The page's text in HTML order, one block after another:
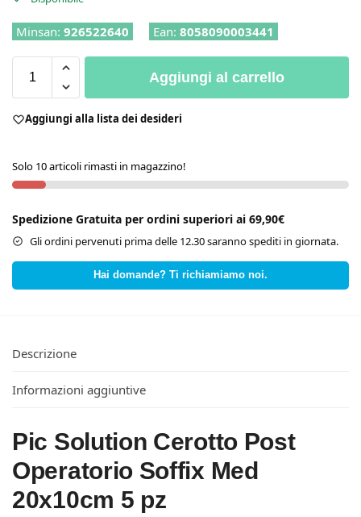
Minsan: 926522640 Ean: 8058090003441
Aggiungi al carrello
Aggiungi alla lista dei desideri
Solo 10 articoli rimasti in magazzino!
Spedizione Gratuita per ordini superiori ai 69,90€
Gli ordini pervenuti prima delle 12.30 saranno spediti in giornata.
Hai domande? Ti richiamiamo noi.
Descrizione
Informazioni aggiuntive
Pic Solution Cerotto Post
Operatorio Soffix Med
20x10cm 5 pz